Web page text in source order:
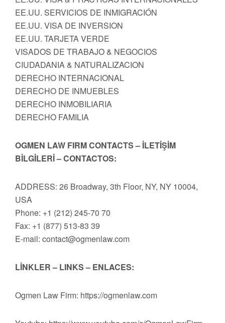
EE.UU. SERVICIOS DE INMIGRACIÓN
EE.UU. VISA DE INVERSION
EE.UU. TARJETA VERDE
VISADOS DE TRABAJO & NEGOCIOS
CIUDADANIA & NATURALIZACION
DERECHO INTERNACIONAL
DERECHO DE INMUEBLES
DERECHO INMOBILIARIA
DERECHO FAMILIA
OGMEN LAW FIRM CONTACTS – İLETİŞİM
BİLGİLERİ – CONTACTOS:
ADDRESS: 26 Broadway, 3th Floor, NY, NY 10004,
USA
Phone: +1 (212) 245-70 70
Fax: +1 (877) 513-83 39
E-mail: contact@ogmenlaw.com
LİNKLER – LINKS – ENLACES:
Ogmen Law Firm: https://ogmenlaw.com